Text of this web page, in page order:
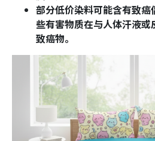
部分低价染料可能含有致
些有害物质在与人体汗液
致癌物。